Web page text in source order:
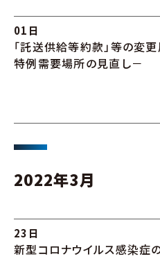
01日
「託送供給等約款」等の変
特例需要場所の見直し－
2022年3月
23日
新型コロナウイルス感染症